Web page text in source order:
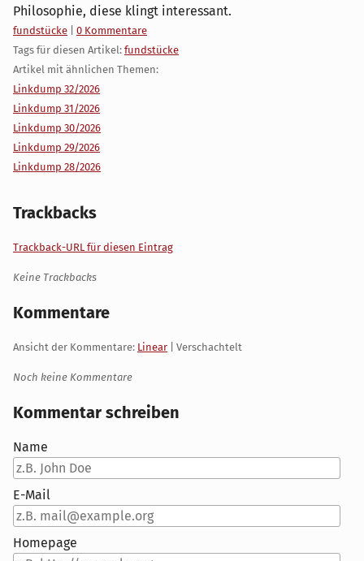
Philosophie, diese klingt interessant.
Kategorien:
fundstücke
0 Kommentare
Tags für diesen Artikel: fundstücke
Artikel mit ähnlichen Themen:
Linkdump 32/2026
Linkdump 31/2026
Linkdump 30/2026
Linkdump 29/2026
Linkdump 28/2026
Trackbacks
Trackback-URL für diesen Eintrag
Keine Trackbacks
Kommentare
Ansicht der Kommentare: Linear | Verschachtelt
Noch keine Kommentare
Kommentar schreiben
Name
E-Mail
Homepage